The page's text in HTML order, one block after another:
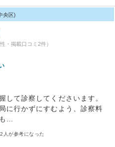
央区)
・掲載口コミ2件）
して診察してくださいます。
に行かずにすむよう、診察料
…
2人が参考になった